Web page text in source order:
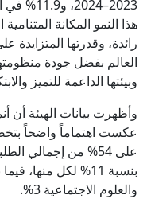
هذا النمو المكانة
رائدة، وقدرتها
العالم بفضل جودة منظومتها
وبيئتها الداعمة للتميز
وأظهرت بيانات الهيئة أن
عكست اهتماماً واضحاً
على 54% من إجمالي
والعلوم الاجتماعية 3%.